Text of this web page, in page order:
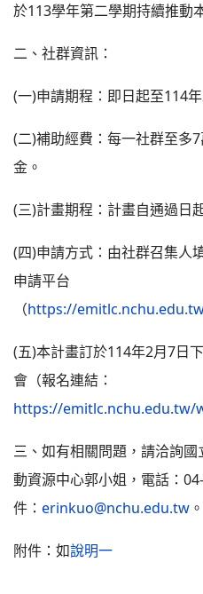
於113學年第二學期持續推動
二、社群資訊：
(一)申請期程：即日起至114
(二)補助經費：每一社群至多
金。
(三)計畫期程：計畫自通過日
(四)申請方式：由社群召集人
申請平台
（https://
(五)本計畫訂於114年2月7日
會（報名連結：
https://emitlc.nchu.edu.tw/
三、如有相關問題，請洽詢
動資源中心郭小姐，電話：
件： erinkuo@nchu.edu.tw 。
附件：如說明一